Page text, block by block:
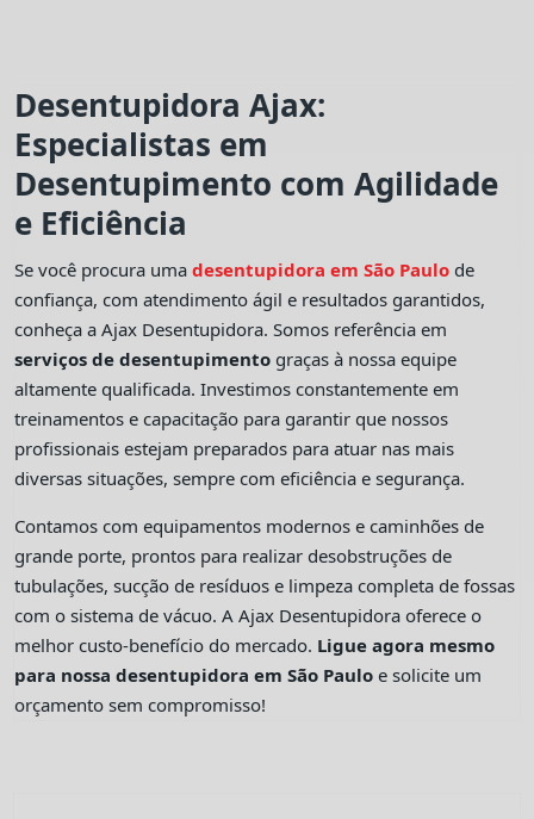
Desentupidora Ajax:
Especialistas em
Desentupimento com Agilidade
e Eficiência
Se você procura umadesentupidora em São Paulo de
confiança, com atendimento ágil e resultados garantidos,
conheça a Ajax Desentupidora. Somos referência em
serviços de desentupimento graças à nossa equipe
altamente qualificada. Investimos constantemente em
treinamentos e capacitação para garantir que nossos
profissionais estejam preparados para atuar nas mais
diversas situações, sempre com eficiência e segurança.
Contamos com equipamentos modernos e caminhões de
grande porte, prontos para realizar desobstruções de
tubulações, sucção de resíduos e limpeza completa de fossas
com o sistema de vácuo. A Ajax Desentupidora oferece o
melhor custo-benefício do mercado. Ligue agora mesmo
para nossa desentupidora em São Paulo e solicite um
orçamento sem compromisso!